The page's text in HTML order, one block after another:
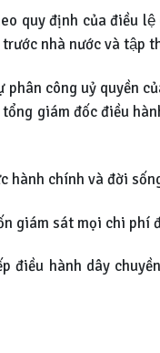
quy định của điều lệ
nhà nước và tập
công uỷ quyền
giám đốc điều
hành chính và đời
giám sát mọi chi phí
hành dây